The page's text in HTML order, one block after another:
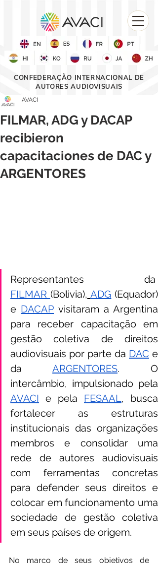
CONFEDERAÇÃO INTERNACIONAL DE
AUTORES AUDIOVISUAIS
FILMAR, ADG y DACAP
recibieron
capacitaciones de DAC y
ARGENTORES
AVACI
FILMAR (Bolivia), ADG (Equador)
e DACAP visitaram a Argentina
para receber capacitação em
gestão coletiva de direitos
audiovisuais por parte da DAC e
da ARGENTORES. O
AVACI e pela FESAAL, busca
fortalecer as estruturas
institucionais das organizações
membros e consolidar uma
rede de autores audiovisuais
com ferramentas concretas
para defender seus direitos e
colocar em funcionamento uma
sociedade de gestão coletiva
em seus países de origem.
No marco de seus objetivos de